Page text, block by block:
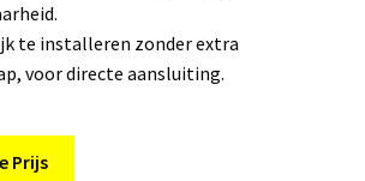
te installeren zonder extra
voor directe aansluiting.
Prijs